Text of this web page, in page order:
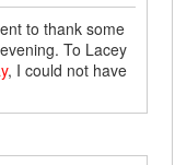
to thank some
To Lacey
, I could not have